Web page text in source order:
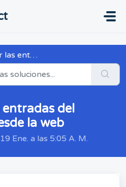
desde la web
entradas del
la web
Ene. a las 5:05 A. M.